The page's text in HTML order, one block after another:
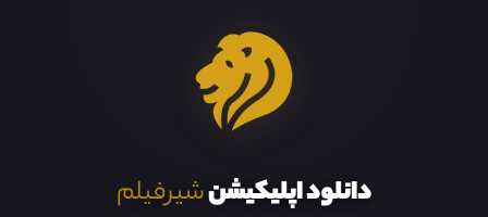
دانلود اپلیکیشنشیرفیلم